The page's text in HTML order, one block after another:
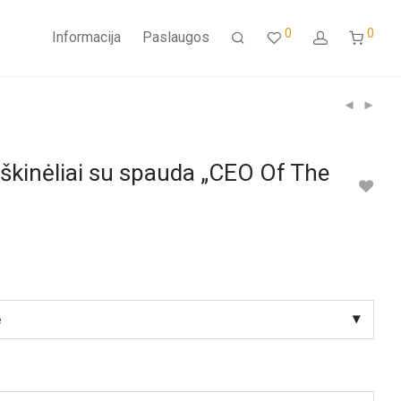
Informacija Paslaugos 0 0
su spauda „CEO Of The